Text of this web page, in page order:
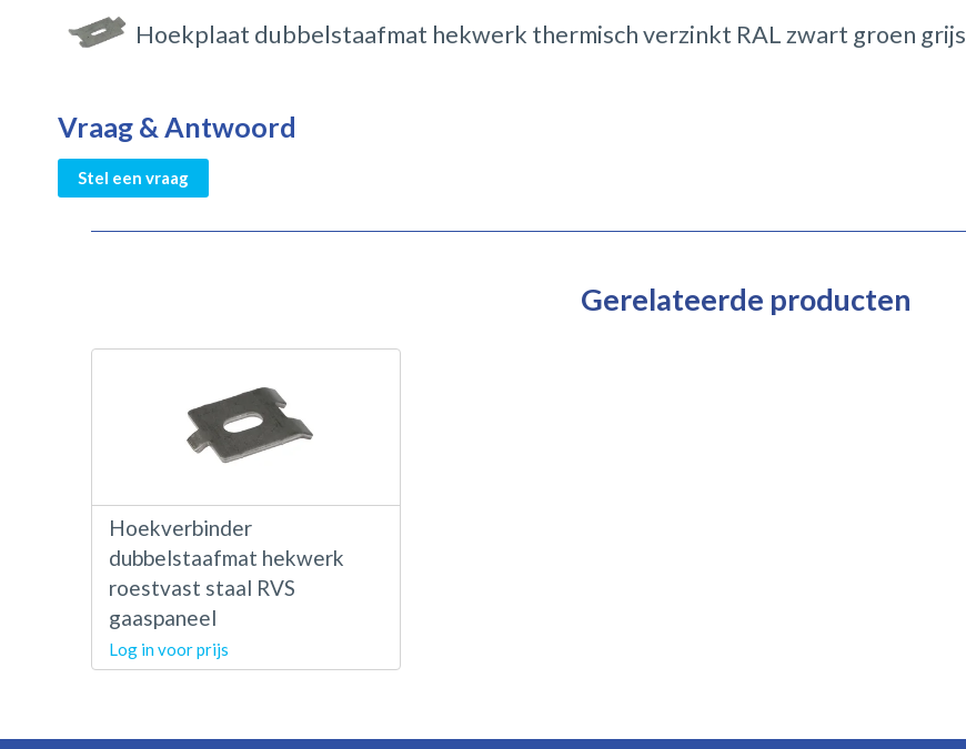
Hoekplaat dubbelstaafmat hekwerk thermisch verzinkt RAL zwart groen grijs
Vraag & Antwoord
Stel een vraag
Gerelateerde producten
Hoekverbinder
dubbelstaafmat hekwerk
roestvast staal RVS
gaaspaneel
Log in voor prijs